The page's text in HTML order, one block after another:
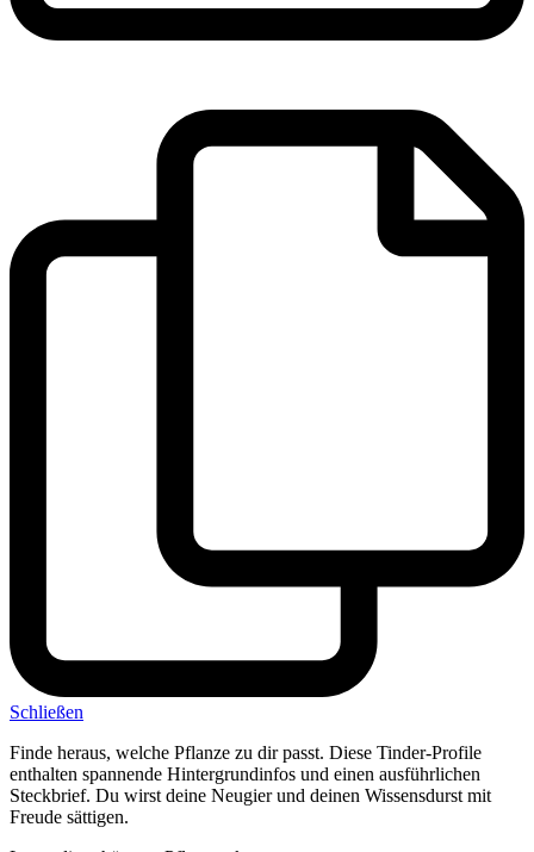
Schließen
Finde heraus, welche Pflanze zu dir passt. Diese Tinder-Profile
enthalten spannende Hintergrundinfos und einen ausführlichen
Steckbrief. Du wirst deine Neugier und deinen Wissensdurst mit
Freude sättigen.